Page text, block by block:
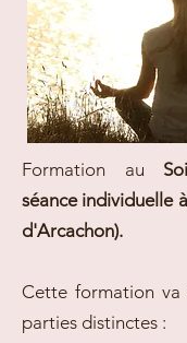
Formation au
séance individuelle
d'Arcachon).
Cette formation
parties distinctes :